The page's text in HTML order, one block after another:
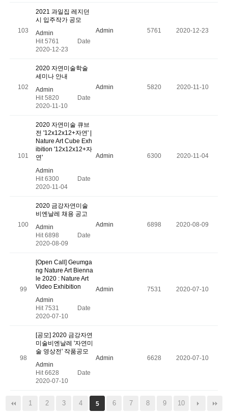
103
2021 과일집 레지던
시 입주작가 공모
Admin
Hit 5761
Date
2020-12-23
Admin 5761 2020-12-23
102
2020 자연미술학술
세미나 안내
Admin
Hit 5820
Date
2020-11-10
Admin 5820 2020-11-10
101
2020 자연미술 큐브
전 '12x12x12+자연' |
Nature Art Cube Exh
ibition '12x12x12+자
연'
Admin
Hit 6300
Date
2020-11-04
Admin 6300 2020-11-04
100
2020 금강자연미술
비엔날레 채용 공고
Admin
Hit 6898
Date
2020-08-09
Admin 6898 2020-08-09
99
[Open Call] Geumga
ng Nature Art Bienna
le 2020 : Nature Art
Video Exhibition
Admin
Hit 7531
Date
2020-07-10
Admin 7531 2020-07-10
98
[공모] 2020 금강자연
미술비엔날레 '자연미
술 영상전' 작품공모
Admin
Hit 6628
Date
2020-07-10
Admin 6628 2020-07-10
1 2 3 4 5 6 7 8 9 10